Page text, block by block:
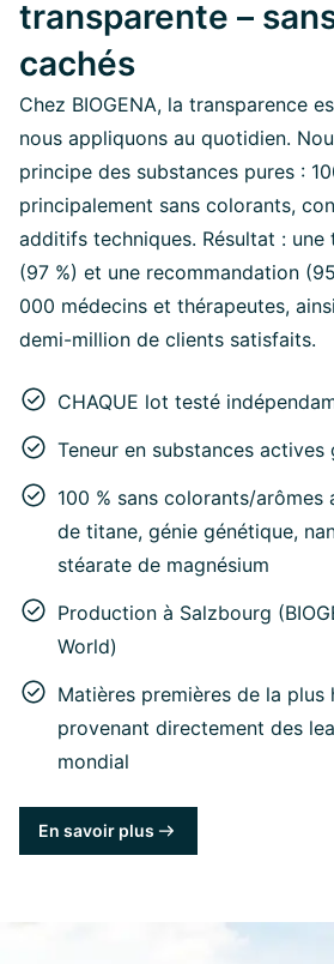
transparente –
cachés
Chez BIOGENA, la transparence
nous appliquons au quotidien.
principe des substances pures :
principalement sans colorants,
additifs techniques. Résultat : une
(97 %) et une recommandation
000 médecins et thérapeutes,
demi-million de clients satisfaits.
CHAQUE lot testé
Teneur en substances actives
100 % sans colorants/
de titane, génie génétique,
stéarate de magnésium
Production à Salzbourg
World)
Matières premières de la plus
provenant directement des
mondial
En savoir plus